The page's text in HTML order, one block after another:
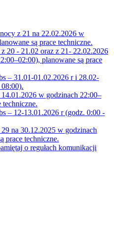
z 21 na 22.02.2026 w
są prace techniczne.
20 - 21.02 oraz z 21- 22.02.2026
planowane są prace
– 31.01-01.02.2026 r i 28.02-
w godzinach 22:00–
techniczne.
– 12-13.01.2026 r (godz. 0:00 -
na 30.12.2025 w godzinach
prace techniczne.
o regułach komunikacji